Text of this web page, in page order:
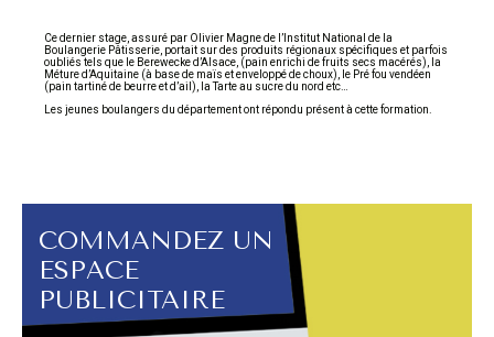
Ce dernier stage, assuré par Olivier Magne de l’Institut National de la
Boulangerie Pâtisserie, portait sur des produits régionaux spécifiques et parfois
oubliés tels que le Berewecke d’Alsace, (pain enrichi de fruits secs macérés), la
Méture d’Aquitaine (à base de maïs et enveloppé de choux), le Pré fou vendéen
(pain tartiné de beurre et d’ail), la Tarte au sucre du nord etc…
Les jeunes boulangers du département ont répondu présent à cette formation.
COMMANDEZ UN
ESPACE
PUBLICITAIRE